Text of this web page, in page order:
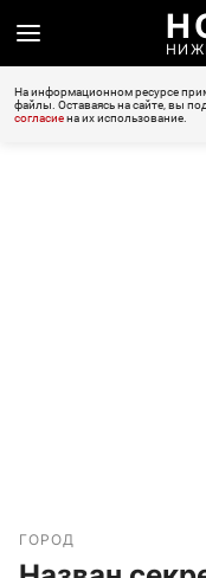
На информационном ресурсе
файлы. Оставаясь на сайте, вы
согласиена их использование.
ГОРОД